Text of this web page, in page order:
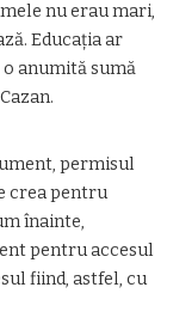
nu erau mari,
Educația ar
anumită sumă
permisul
crea pentru
înainte,
pentru accesul
fiind, astfel, cu